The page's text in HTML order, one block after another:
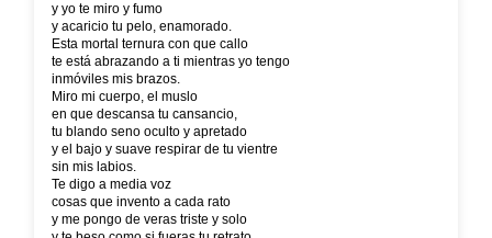
y yo te miro y fumo
y acaricio tu pelo, enamorado.
Esta mortal ternura con que callo
te está abrazando a ti mientras yo tengo
inmóviles mis brazos.
Miro mi cuerpo, el muslo
en que descansa tu cansancio,
tu blando seno oculto y apretado
y el bajo y suave respirar de tu vientre
sin mis labios.
Te digo a media voz
cosas que invento a cada rato
y me pongo de veras triste y solo